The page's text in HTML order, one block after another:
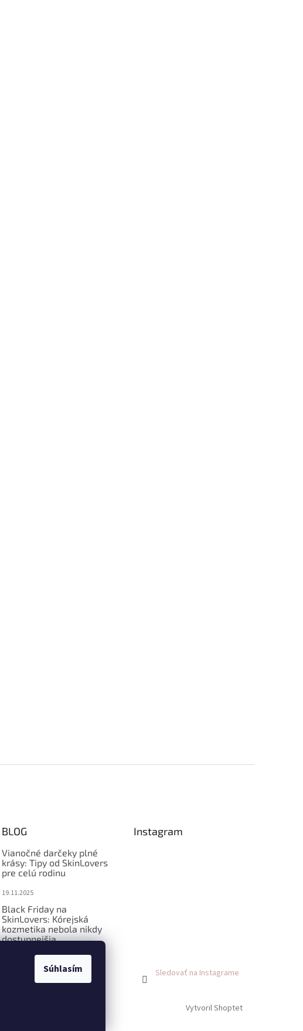
Súhlasím
BLOG
Vianočné darčeky plné
krásy: Tipy od SkinLovers
pre celú rodinu
19.11.2025
Black Friday na
SkinLovers: Kórejská
kozmetika nebola nikdy
dostupnejšia
Instagram
Sledovať na Instagrame
Vytvoril Shoptet